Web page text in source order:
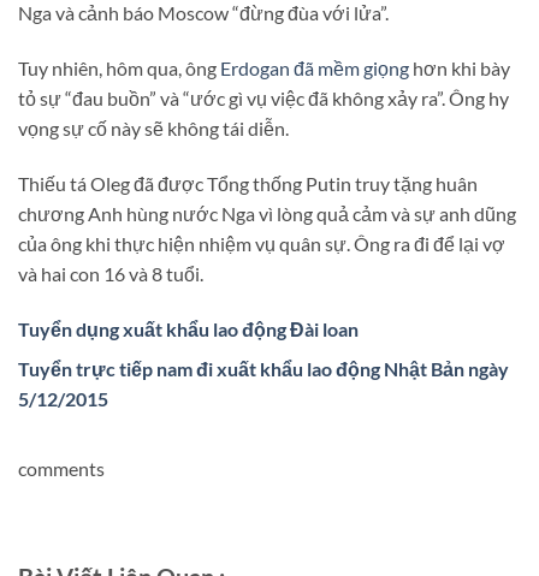
Nga và cảnh báo Moscow “đừng đùa với lửa”.
Tuy nhiên, hôm qua, ông Erdogan đã mềm giọng hơn khi bày
tỏ sự “đau buồn” và “ước gì vụ việc đã không xảy ra”. Ông hy
vọng sự cố này sẽ không tái diễn.
Thiếu tá Oleg đã được Tổng thống Putin truy tặng huân
chương Anh hùng nước Nga vì lòng quả cảm và sự anh dũng
của ông khi thực hiện nhiệm vụ quân sự. Ông ra đi để lại vợ
và hai con 16 và 8 tuổi.
Tuyển dụng xuất khẩu lao động Đài loan
Tuyển trực tiếp nam đi xuất khẩu lao động Nhật Bản ngày
5/12/2015
comments